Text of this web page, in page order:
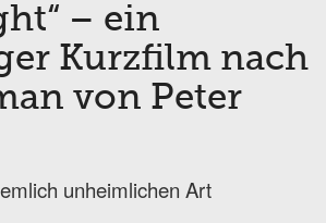
– ein
Kurzfilm nach
von Peter
unheimlichen Art